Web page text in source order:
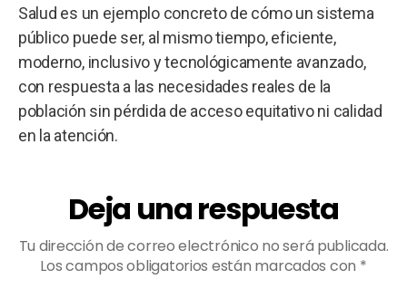
Salud es un ejemplo concreto de cómo un sistema
público puede ser, al mismo tiempo, eficiente,
moderno, inclusivo y tecnológicamente avanzado,
con respuesta a las necesidades reales de la
población sin pérdida de acceso equitativo ni calidad
en la atención.
Deja una respuesta
Tu dirección de correo electrónico no será publicada.
Los campos obligatorios están marcados con *